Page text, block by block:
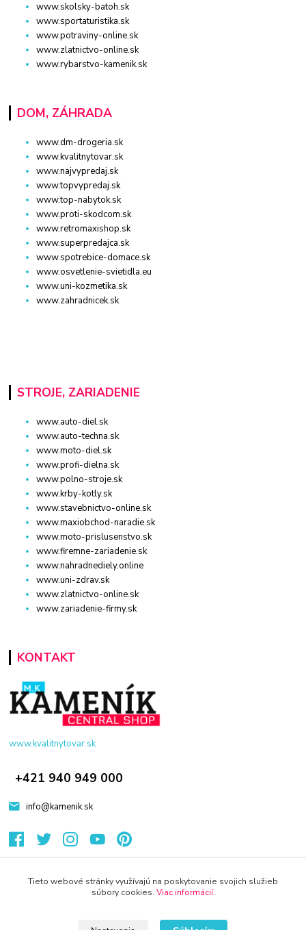
www.skolsky-batoh.sk
www.sportaturistika.sk
www.potraviny-online.sk
www.zlatnictvo-online.sk
www.rybarstvo-kamenik.sk
DOM, ZÁHRADA
www.dm-drogeria.sk
www.kvalitnytovar.sk
www.najvypredaj.sk
www.topvypredaj.sk
www.top-nabytok.sk
www.proti-skodcom.sk
www.retromaxishop.sk
www.superpredajca.sk
www.spotrebice-domace.sk
www.osvetlenie-svietidla.eu
www.uni-kozmetika.sk
www.zahradnicek.sk
STROJE, ZARIADENIE
www.auto-diel.sk
www.auto-techna.sk
www.moto-diel.sk
www.profi-dielna.sk
www.polno-stroje.sk
www.krby-kotly.sk
www.stavebnictvo-online.sk
www.maxiobchod-naradie.sk
www.moto-prislusenstvo.sk
www.firemne-zariadenie.sk
www.nahradnediely.online
www.uni-zdrav.sk
www.zlatnictvo-online.sk
www.zariadenie-firmy.sk
KONTAKT
www.kvalitnytovar.sk
+421 940 949 000
info@kamenik.sk
Tieto webové stránky využívajú na poskytovanie svojich služieb
súbory cookies. Viac informácií.